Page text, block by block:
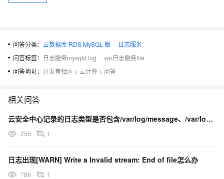
问答分类： 云数据库 RDS MySQL 版
日志服务
问答标签： 日志服务mysqld.log
var日志服务file
问答地址： 开发者社区 > 云计算 > 问答
相关问答
云安全中心记录的日志类型是否包含/var/log/message、/var/log/secur...
255 1
日志出现[WARN] Write a Invalid stream: End of file怎么办
786 1